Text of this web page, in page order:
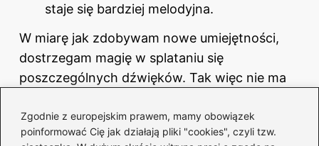
Zgodnie z europejskim prawem, mamy obowiązek
poinformować Cię jak działają pliki "cookies", czyli tzw.
staje się bardziej melodyjna.
W miarę jak zdobywam nowe umiejętności,
dostrzegam magię w splataniu się
poszczególnych dźwięków. Tak więc nie ma
każdy artysta ma swoją unikalną historię do
opowiedzenia.